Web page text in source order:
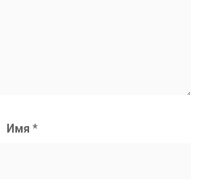
Имя *